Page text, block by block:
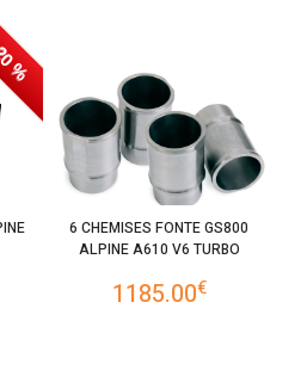
%
6 CHEMISES FONTE GS800
ALPINE A610 V6 TURBO
1185.00€